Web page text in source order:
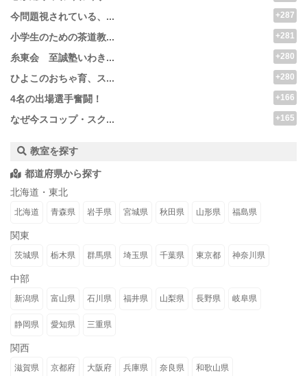
今問題視されている、...
+287
小学生のための茶道教... +281
糸東会 至誠塾いわき... +280
ひよこのおちゃ育、ス... +280
4名の出場選手奮闘！ +166
なぜ今スコップ・スク... +165
教室を探す
都道府県から探す
北海道・東北
北海道 青森県 岩手県 宮城県 秋田県 山形県 福島県
関東
茨城県 栃木県 群馬県 埼玉県 千葉県 東京都 神奈川県
中部
新潟県 富山県 石川県 福井県 山梨県 長野県 岐阜県
静岡県 愛知県 三重県
関西
滋賀県 京都府 大阪府 兵庫県 奈良県 和歌山県